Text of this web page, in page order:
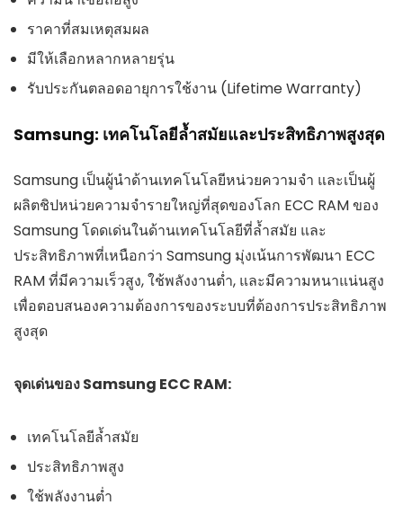
ราคาที่สมเหตุสมผล
มีให้เลือกหลากหลายรุ่น
รับประกันตลอดอายุการใช้งาน (Lifetime Warranty)
Samsung: เทคโนโลยีล้ำสมัยและประสิทธิภาพสูงสุด
Samsung เป็นผู้นำด้านเทคโนโลยีหน่วยความจำ และเป็นผู้
ผลิตชิปหน่วยความจำรายใหญ่ที่สุดของโลก ECC RAM ของ
Samsung โดดเด่นในด้านเทคโนโลยีที่ล้ำสมัย และ
ประสิทธิภาพที่เหนือกว่า Samsung มุ่งเน้นการพัฒนา ECC
RAM ที่มีความเร็วสูง, ใช้พลังงานต่ำ, และมีความหนาแน่นสูง
เพื่อตอบสนองความต้องการของระบบที่ต้องการประสิทธิภาพ
สูงสุด
จุดเด่นของ Samsung ECC RAM:
เทคโนโลยีล้ำสมัย
ประสิทธิภาพสูง
ใช้พลังงานต่ำ